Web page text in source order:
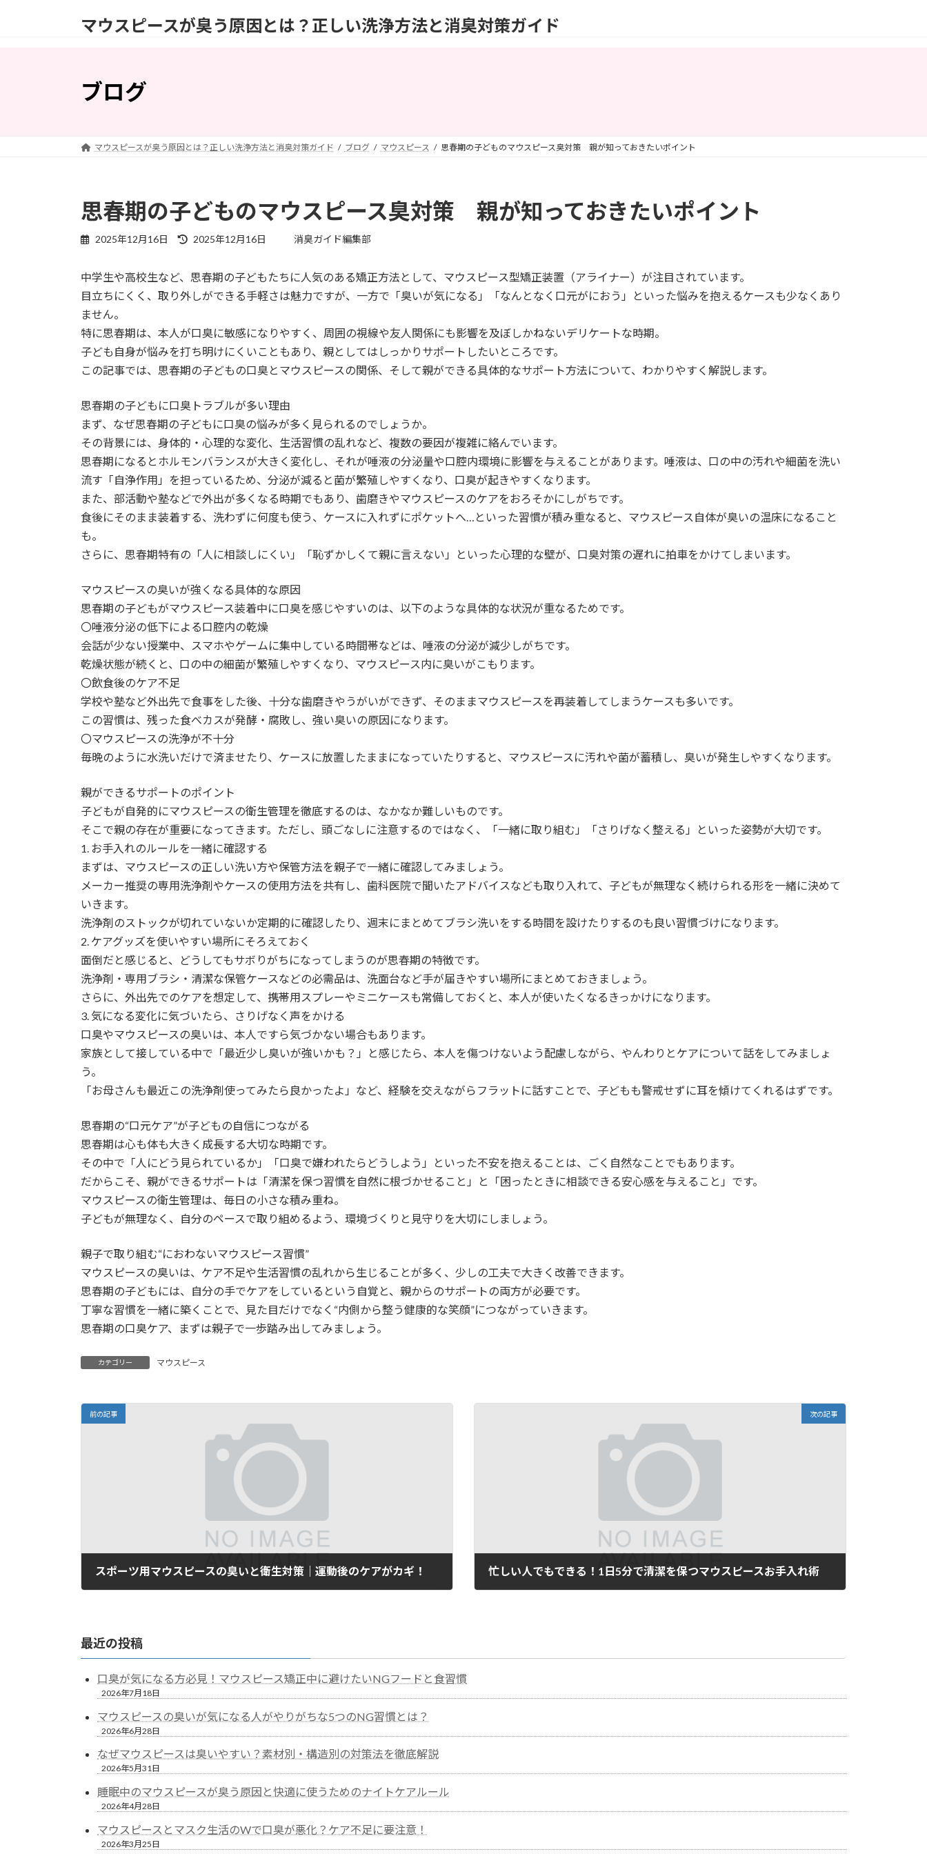
マウスピースが臭う原因とは？正しい洗浄方法と消臭対策ガイド
ブログ
マウスピースが臭う原因とは？正しい洗浄方法と消臭対策ガイド ブログ マウスピース 思春期の子どものマウスピース臭対策 親が知っておきたいポイント
思春期の子どものマウスピース臭対策 親が知っておきたいポイント
2025年12月16日
最
新
日
2025年12月16日 消臭ガイド編集部
中学生や高校生など、思春期の子どもたちに人気のある矯正方法として、マウスピース型矯正装置（アライナー）が注目されています。
目立ちにくく、取り外しができる手軽さは魅力ですが、一方で「臭いが気になる」「なんとなく口元がにおう」といった悩みを抱えるケースも少なくあり
ません。
特に思春期は、本人が口臭に敏感になりやすく、周囲の視線や友人関係にも影響を及ぼしかねないデリケートな時期。
子ども自身が悩みを打ち明けにくいこともあり、親としてはしっかりサポートしたいところです。
この記事では、思春期の子どもの口臭とマウスピースの関係、そして親ができる具体的なサポート方法について、わかりやすく解説します。
思春期の子どもに口臭トラブルが多い理由
まず、なぜ思春期の子どもに口臭の悩みが多く見られるのでしょうか。
その背景には、身体的・心理的な変化、生活習慣の乱れなど、複数の要因が複雑に絡んでいます。
思春期になるとホルモンバランスが大きく変化し、それが唾液の分泌量や口腔内環境に影響を与えることがあります。唾液は、口の中の汚れや細菌を洗い
流す「自浄作用」を担っているため、分泌が減ると菌が繁殖しやすくなり、口臭が起きやすくなります。
また、部活動や塾などで外出が多くなる時期でもあり、歯磨きやマウスピースのケアをおろそかにしがちです。
食後にそのまま装着する、洗わずに何度も使う、ケースに入れずにポケットへ…といった習慣が積み重なると、マウスピース自体が臭いの温床になること
も。
さらに、思春期特有の「人に相談しにくい」「恥ずかしくて親に言えない」といった心理的な壁が、口臭対策の遅れに拍車をかけてしまいます。
マウスピースの臭いが強くなる具体的な原因
思春期の子どもがマウスピース装着中に口臭を感じやすいのは、以下のような具体的な状況が重なるためです。
〇唾液分泌の低下による口腔内の乾燥
会話が少ない授業中、スマホやゲームに集中している時間帯などは、唾液の分泌が減少しがちです。
乾燥状態が続くと、口の中の細菌が繁殖しやすくなり、マウスピース内に臭いがこもります。
〇飲食後のケア不足
学校や塾など外出先で食事をした後、十分な歯磨きやうがいができず、そのままマウスピースを再装着してしまうケースも多いです。
この習慣は、残った食べカスが発酵・腐敗し、強い臭いの原因になります。
〇マウスピースの洗浄が不十分
毎晩のように水洗いだけで済ませたり、ケースに放置したままになっていたりすると、マウスピースに汚れや菌が蓄積し、臭いが発生しやすくなります。
親ができるサポートのポイント
子どもが自発的にマウスピースの衛生管理を徹底するのは、なかなか難しいものです。
そこで親の存在が重要になってきます。ただし、頭ごなしに注意するのではなく、「一緒に取り組む」「さりげなく整える」といった姿勢が大切です。
1. お手入れのルールを一緒に確認する
まずは、マウスピースの正しい洗い方や保管方法を親子で一緒に確認してみましょう。
メーカー推奨の専用洗浄剤やケースの使用方法を共有し、歯科医院で聞いたアドバイスなども取り入れて、子どもが無理なく続けられる形を一緒に決めて
いきます。
洗浄剤のストックが切れていないか定期的に確認したり、週末にまとめてブラシ洗いをする時間を設けたりするのも良い習慣づけになります。
2. ケアグッズを使いやすい場所にそろえておく
面倒だと感じると、どうしてもサボりがちになってしまうのが思春期の特徴です。
洗浄剤・専用ブラシ・清潔な保管ケースなどの必需品は、洗面台など手が届きやすい場所にまとめておきましょう。
さらに、外出先でのケアを想定して、携帯用スプレーやミニケースも常備しておくと、本人が使いたくなるきっかけになります。
3. 気になる変化に気づいたら、さりげなく声をかける
口臭やマウスピースの臭いは、本人ですら気づかない場合もあります。
家族として接している中で「最近少し臭いが強いかも？」と感じたら、本人を傷つけないよう配慮しながら、やんわりとケアについて話をしてみましょ
う。
「お母さんも最近この洗浄剤使ってみたら良かったよ」など、経験を交えながらフラットに話すことで、子どもも警戒せずに耳を傾けてくれるはずです。
思春期の“口元ケア”が子どもの自信につながる
思春期は心も体も大きく成長する大切な時期です。
その中で「人にどう見られているか」「口臭で嫌われたらどうしよう」といった不安を抱えることは、ごく自然なことでもあります。
だからこそ、親ができるサポートは「清潔を保つ習慣を自然に根づかせること」と「困ったときに相談できる安心感を与えること」です。
マウスピースの衛生管理は、毎日の小さな積み重ね。
子どもが無理なく、自分のペースで取り組めるよう、環境づくりと見守りを大切にしましょう。
親子で取り組む“におわないマウスピース習慣”
マウスピースの臭いは、ケア不足や生活習慣の乱れから生じることが多く、少しの工夫で大きく改善できます。
思春期の子どもには、自分の手でケアをしているという自覚と、親からのサポートの両方が必要です。
丁寧な習慣を一緒に築くことで、見た目だけでなく“内側から整う健康的な笑顔”につながっていきます。
思春期の口臭ケア、まずは親子で一歩踏み出してみましょう。
カテゴリー マウスピース
前の記事
スポーツ用マウスピースの臭いと衛生対策｜運動後のケアがカギ！
次の記事
忙しい人でもできる！1日5分で清潔を保つマウスピースお手入れ術
最近の投稿
口臭が気になる方必見！マウスピース矯正中に避けたいNGフードと食習慣
2026年7月18日
マウスピースの臭いが気になる人がやりがちな5つのNG習慣とは？
2026年6月28日
なぜマウスピースは臭いやすい？素材別・構造別の対策法を徹底解説
2026年5月31日
睡眠中のマウスピースが臭う原因と快適に使うためのナイトケアルール
2026年4月28日
マウスピースとマスク生活のWで口臭が悪化？ケア不足に要注意！
2026年3月25日